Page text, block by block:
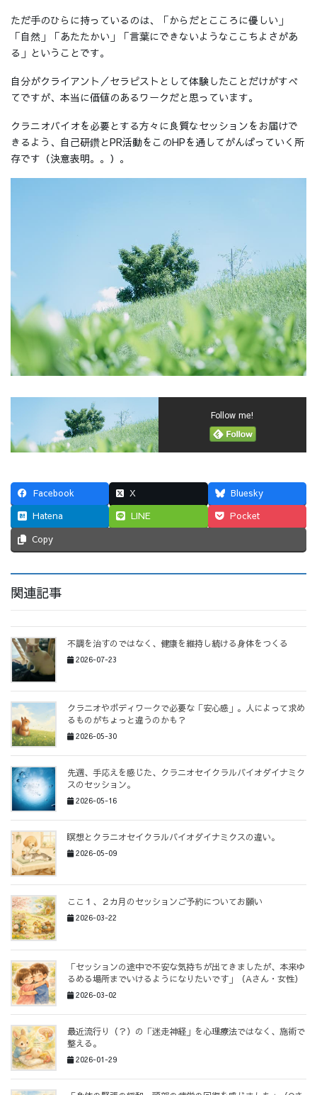
ただ手のひらに持っているのは、「からだとこころに優しい」
「自然」「あたたかい」「言葉にできないようなここちよさがあ
る」ということです。
自分がクライアント／セラピストとして体験したことだけがすべ
てですが、本当に価値のあるワークだと思っています。
クラニオバイオを必要とする方々に良質なセッションをお届けで
きるよう、自己研鑽とPR活動をこのHPを通してがんばっていく所
存です（決意表明。。）。
Follow me!
Facebook X
Bluesky
Hatena
LINE
Pocket
Copy
関連記事
不調を治すのではなく、健康を維持し続ける身体をつくる
2026-07-23
クラニオやボディワークで必要な「安心感」。人によって求め
るものがちょっと違うのかも？
2026-05-30
先週、手応えを感じた、クラニオセイクラルバイオダイナミク
スのセッション。
2026-05-16
瞑想とクラニオセイクラルバイオダイナミクスの違い。
2026-05-09
ここ１、２カ月のセッションご予約についてお願い
2026-03-22
「セッションの途中で不安な気持ちが出てきましたが、本来ゆ
るめる場所までいけるようになりたいです」（Aさん・女性）
2026-03-02
最近流行り（？）の「迷走神経」を心理療法ではなく、施術で
整える。
2026-01-29